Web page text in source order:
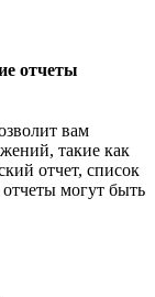
отчеты
вам
такие как
отчет, список
могут быть